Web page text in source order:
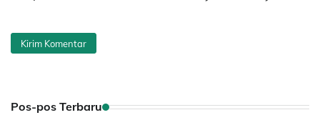
Pos-pos Terbaru